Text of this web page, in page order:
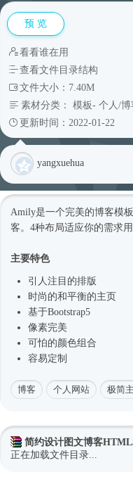
预 览
看看谁在用
查看文件目录结构
文件大小：7.40M
素材分类： 模板- 个人/博
更新时间：2022-01-22
yangxuehua
Amily是一个完美的博客模
客。4种布局适应你的需求
主要特色
引人注目的排版
时尚 的和平衡的主页
基于Bootstrap5
像素完美
可怕的颜色组合
容易定制
博客 个人网站 极简
简约设计图文博客
正在加载文件目录...